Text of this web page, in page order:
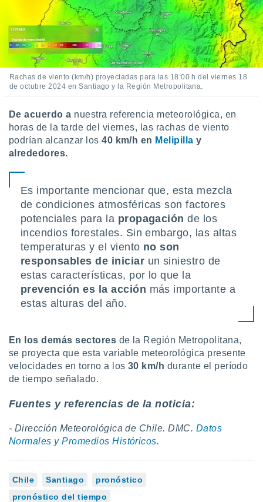
Rachas de viento (km/h) proyectadas para las 18:00 h del viernes 18
de octubre 2024 en Santiago y la Región Metropolitana.
De acuerdo a nuestra referencia meteorológica, en
horas de la tarde del viernes, las rachas de viento
podrían alcanzar los40 km/h en Melipilla y
alrededores.
Es importante mencionar que, esta mezcla
de condiciones atmosféricas son factores
potenciales para la propagación de los
incendios forestales. Sin embargo, las altas
temperaturas y el viento no son
responsables de iniciar un siniestro de
estas características, por lo que la
prevención es la acción más importante a
estas alturas del año.
En los demás sectores de la Región Metropolitana,
se proyecta que esta variable meteorológica presente
velocidades en torno a los 30 km/h durante el período
de tiempo señalado.
Fuentes y referencias de la noticia:
- Dirección Meteorológica de Chile. DMC. Datos
Normales y Promedios Históricos.
Chile Santiago
pronóstico
pronóstico del tiempo